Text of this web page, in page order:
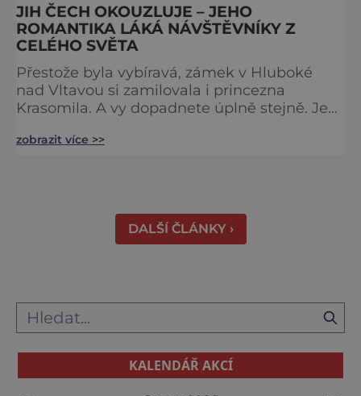
JIH ČECH OKOUZLUJE – JEHO
ROMANTIKA LÁKÁ NÁVŠTĚVNÍKY Z
CELÉHO SVĚTA
Přestože byla vybíravá, zámek v Hluboké
nad Vltavou si zamilovala i princezna
Krasomila. A vy dopadnete úplně stejně. Je
jako nazdobený bílý dort na svatební tabuli.
zobrazit více >>
DALŠÍ ČLÁNKY ›
KALENDÁŘ AKCÍ